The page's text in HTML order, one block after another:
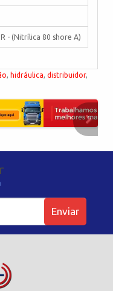
- (Nitrílica 80 shore A)
, hidráulica, distribuidor,
Enviar